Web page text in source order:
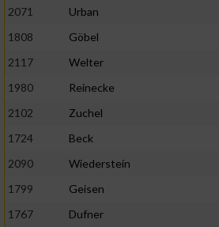
2071
Urban
1808
Göbel
2117
Welter
1980
Reinecke
2102
Zuchel
1724
Beck
2090
Wiederstein
1799
Geisen
1767
Dufner